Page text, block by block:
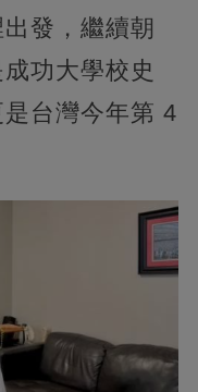
發，繼續朝
功大學校史
台灣今年第 4